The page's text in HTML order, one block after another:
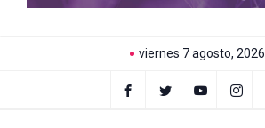
viernes 7 agosto, 2026